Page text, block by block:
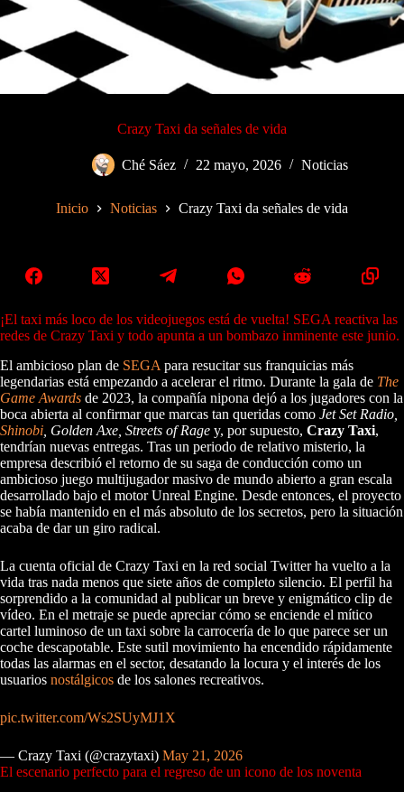
Crazy Taxi da señales de vida
Ché Sáez 22 mayo, 2026 Noticias
Inicio Noticias Crazy Taxi da señales de vida
¡El taxi más loco de los videojuegos está de vuelta! SEGA reactiva las
redes de Crazy Taxi y todo apunta a un bombazo inminente este junio.
El ambicioso plan de SEGA para resucitar sus franquicias más
legendarias está empezando a acelerar el ritmo. Durante la gala de The
Game Awards de 2023, la compañía nipona dejó a los jugadores con la
boca abierta al confirmar que marcas tan queridas como Jet Set Radio,
Shinobi , Golden Axe, Streets of Rage y, por supuesto, Crazy Taxi,
tendrían nuevas entregas. Tras un periodo de relativo misterio, la
empresa describió el retorno de su saga de conducción como un
ambicioso juego multijugador masivo de mundo abierto a gran escala
desarrollado bajo el motor Unreal Engine. Desde entonces, el proyecto
se había mantenido en el más absoluto de los secretos, pero la situación
acaba de dar un giro radical.
La cuenta oficial de Crazy Taxi en la red social Twitter ha vuelto a la
vida tras nada menos que siete años de completo silencio. El perfil ha
sorprendido a la comunidad al publicar un breve y enigmático clip de
vídeo. En el metraje se puede apreciar cómo se enciende el mítico
cartel luminoso de un taxi sobre la carrocería de lo que parece ser un
coche descapotable. Este sutil movimiento ha encendido rápidamente
todas las alarmas en el sector, desatando la locura y el interés de los
usuarios nostálgicos de los salones recreativos.
pic.twitter.com/Ws2SUyMJ1X
— Crazy Taxi (@crazytaxi) May 21, 2026
El escenario perfecto para el regreso de un icono de los noventa